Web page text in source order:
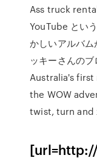
Ass truck
YouTube とい
かしいアルバ
ッキーさんの
Australia's
the WOW
twist, turn and